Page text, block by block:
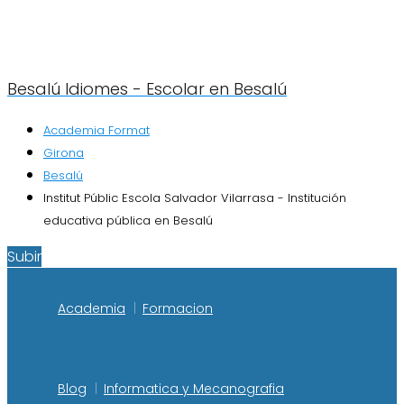
Besalú Idiomes - Escolar en Besalú
Academia Format
Girona
Besalú
Institut Públic Escola Salvador Vilarrasa - Institución
educativa pública en Besalú
Subir
Academia Formacion
Blog Informatica y Mecanografia